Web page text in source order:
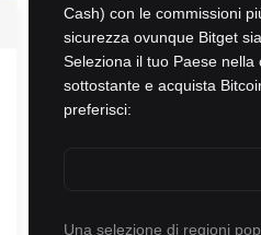
Cash) con le commissioni
sicurezza ovunque Bitget
Seleziona il tuo Paese nella
sottostante e acquista
preferisci:
Una selezione di regioni